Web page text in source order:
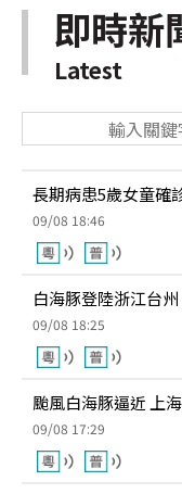
即時新
Latest
長期病患5歲女童確
09/08 18:46
白海豚登陸浙江台
09/08 18:25
颱風白海豚逼近 上
09/08 17:29